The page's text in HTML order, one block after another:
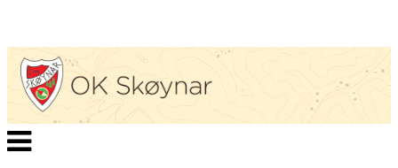
Veksle
navigasjon